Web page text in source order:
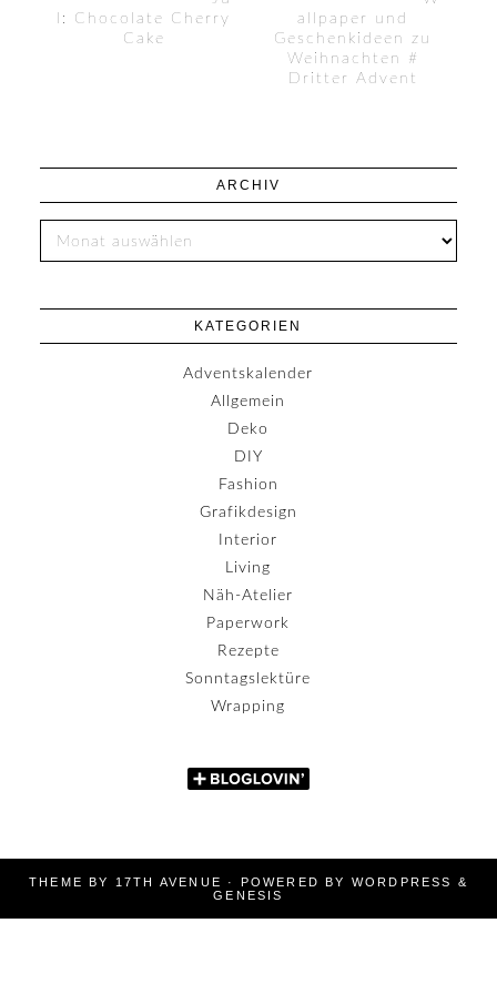
l: Chocolate Cherry
Cake
allpaper und
Geschenkideen zu
Weihnachten #
Dritter Advent
ARCHIV
KATEGORIEN
Adventskalender
Allgemein
Deko
DIY
Fashion
Grafikdesign
Interior
Living
Näh-Atelier
Paperwork
Rezepte
Sonntagslektüre
Wrapping
THEME BY 17TH AVENUE · POWERED BY WORDPRESS
&
GENESIS